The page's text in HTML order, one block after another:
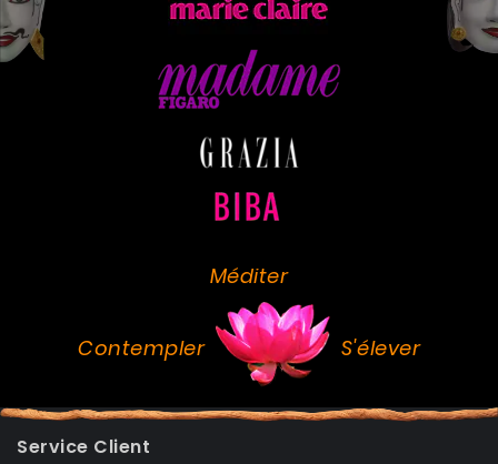
Méditer
Contempler S'élever
Service Client